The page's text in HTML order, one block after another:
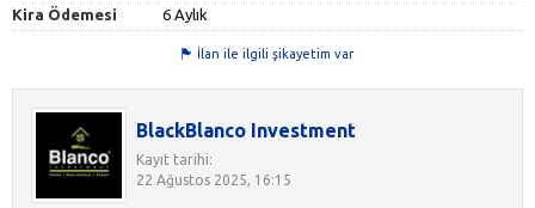
Kira Ödemesi
6 Aylık
İlan ile ilgili şikayetim var
BlackBlanco Investment
Kayıt tarihi:
22 Ağustos 2025, 16:15